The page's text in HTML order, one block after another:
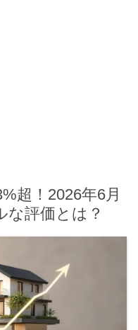
超！2026年6月
な評価とは？